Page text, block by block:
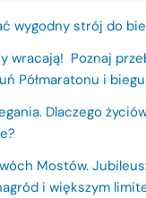
wygodny strój do
wracają! Poznaj
Półmaratonu i
Dlaczego
Mostów.
i większym